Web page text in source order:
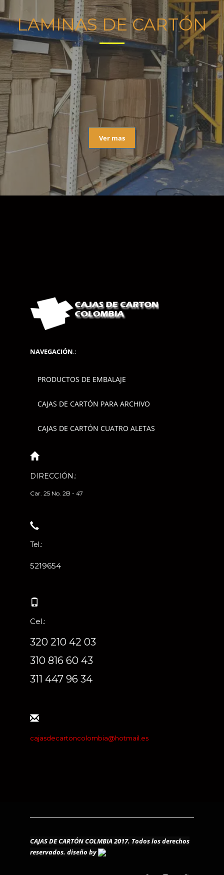
LAMINAS DE CARTÓN
Ver mas
NAVEGACIÓN.:
PRODUCTOS DE EMBALAJE
CAJAS DE CARTÓN PARA ARCHIVO
CAJAS DE CARTÓN CUATRO ALETAS
DIRECCIÓN.:
Car. 25 No. 2B - 47
Tel.:
5219654
Cel.:
320 210 42 03
310 816 60 43
311 447 96 34
cajasdecartoncolombia@hotmail.es
CAJAS DE CARTÓN COLMBIA 2017. Todos los derechos
reservados. diseño by